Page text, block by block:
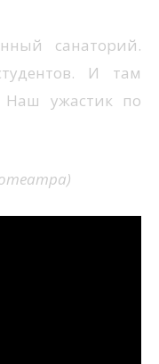
санаторий.
И там
Наш ужастик по